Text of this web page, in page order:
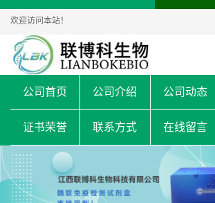
欢迎访问本站！
公司首页 公司介绍 公司动态
证书荣誉 联系方式 在线留言